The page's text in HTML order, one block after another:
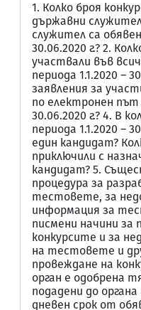
1. Колко броя
държавни
служител са
30.06.2020 г.? 2.
участвали във
периода 1.1.2020 –
заявления за
по електронен път
30.06.2020 г.? 4. В
периода 1.1.2020 –
един кандидат?
приключили с
кандидат? 5.
процедура за
тестовете, за
информация за
писмени начини за
конкурсите и за
на тестовете и
провеждане на
орган е одобрена
подадени до
дневен срок от